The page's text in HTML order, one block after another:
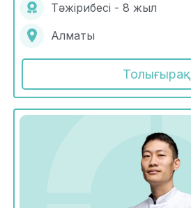
Тәжірибесі - 8 жыл
Алматы
Толығырақ